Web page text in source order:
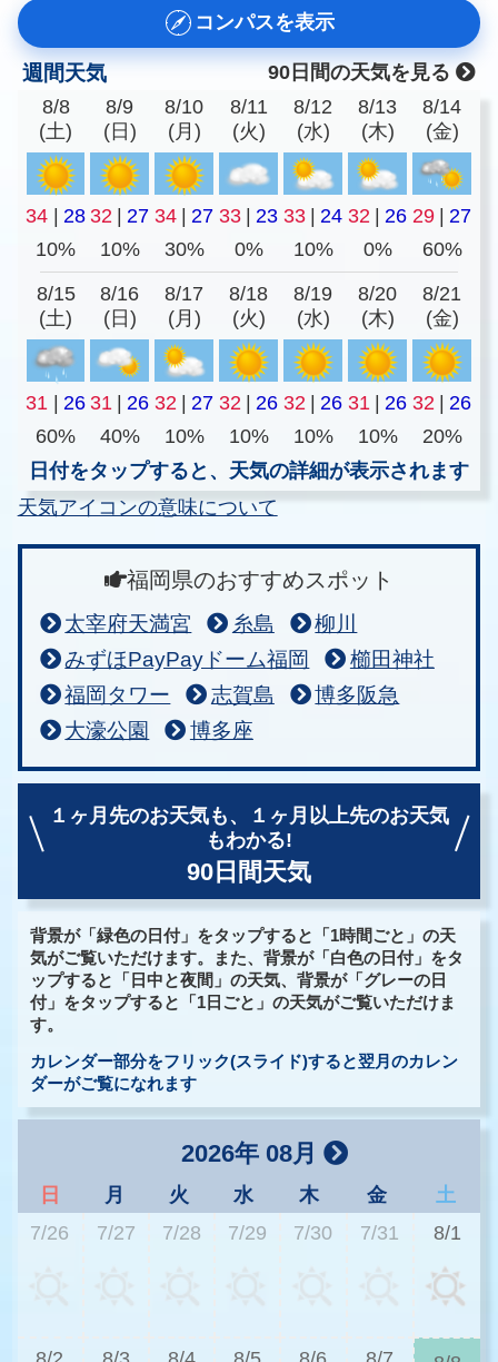
コンパスを表示
週間天気
90日間の天気を見る
8/8
(土)
8/9
(日)
8/10
(月)
8/11
(火)
8/12
(水)
8/13
(木)
8/14
(金)
34 28 32 27 34 27 33 23 33 24 32 26 29
27
10%
10% 30% 0% 10% 0% 60%
8/15
(土)
8/16
(日)
8/17
(月)
8/18
(火)
8/19
(水)
8/20
(木)
8/21
(金)
31 26 31 26 32 27 32 26 32 26 31 26 32
26
60%
40% 10% 10% 10% 10%
20%
日付をタップすると、天気の詳細が表示されます
天気アイコンの意味について
福岡県のおすすめスポット
太宰府天満宮 糸島
柳川
みずほPayPayドーム福岡
櫛田神社
福岡タワー
志賀島
博多阪急
大濠公園
博多座
１ヶ月先のお天気も、
１ヶ月以上先のお天気
もわかる!
90日間天気
背景が「緑色の日付」をタップすると「1時間ごと」の天
気がご覧いただけます。また、背景が「白色の日付」をタ
ップすると「日中と夜間」の天気、背景が「グレーの日
付」をタップすると「1日ごと」の天気がご覧いただけま
す。
カレンダー部分をフリック(スライド)すると翌月のカレン
ダーがご覧になれます
2026年 08月
日 月 火 水 木 金
土
7/26
7/27 7/28 7/29 7/30 7/31 8/1